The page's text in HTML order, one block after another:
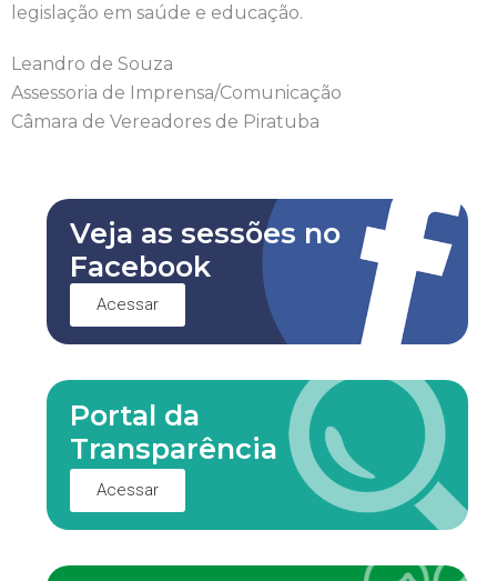
legislação em saúde e educação.
Leandro de Souza
Assessoria de Imprensa/Comunicação
Câmara de Vereadores de Piratuba
Veja as sessões no
Facebook
Acessar
Portal da
Transparência
Acessar